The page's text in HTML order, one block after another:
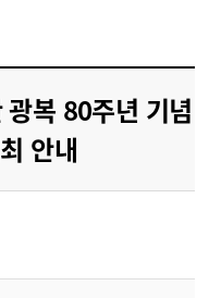
복 80주년 기념
안내